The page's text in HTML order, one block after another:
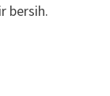
bersih.